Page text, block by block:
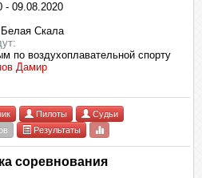
- 09.08.2020
Скала
по воздухоплавательной спорту
Дамир
Пилоты
Судьи
Результаты
соревнования